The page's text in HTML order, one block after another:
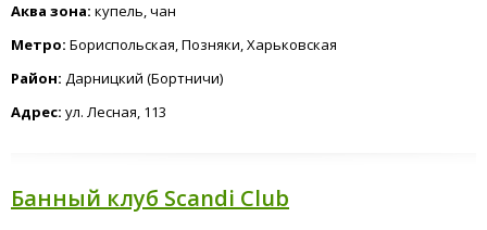
Аква зона: купель, чан
Метро: Бориспольская, Позняки, Харьковская
Район: Дарницкий (Бортничи)
Адрес: ул. Лесная, 113
Банный клуб Scandi Club